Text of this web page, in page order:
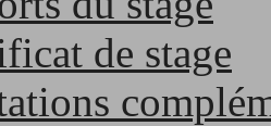
de stage